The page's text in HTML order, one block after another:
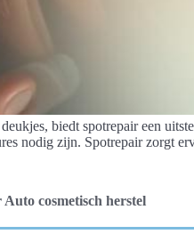
biedt spotrepair een
nodig zijn. Spotrepair zorgt
cosmetisch herstel